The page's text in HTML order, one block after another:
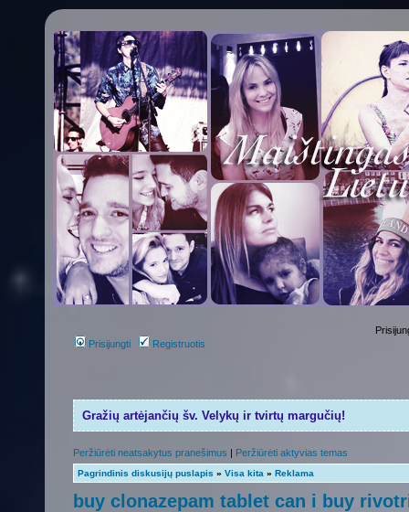
Prisijungti Registruotis
Gražių artėjančių šv. Velykų ir tvirtų margučių!
Peržiūrėti neatsakytus pranešimus | Peržiūrėti aktyvias temas
Pagrindinis diskusijų puslapis » Visa kita » Reklama
buy clonazepam tablet can i buy